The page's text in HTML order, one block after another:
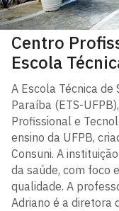
Centro
Escola
A Escola Técnica de
Paraíba (ETS-
Profissional e
ensino da UFPB,
Consuni. A
da saúde, com foco
qualidade. A
Adriano é a diretora